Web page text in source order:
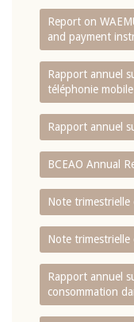
Report on
and payment
Rapport annuel
téléphonie mobile
Rapport annuel
BCEAO Annual
Note
Note trimestrielle
Rapport annuel
consommation